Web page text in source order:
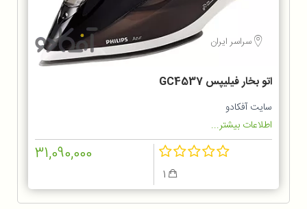
سراسر ایران
اتو بخار فیلیپس GC4537
سایت آفکادو
اطلاعات بیشتر...
31,090,000